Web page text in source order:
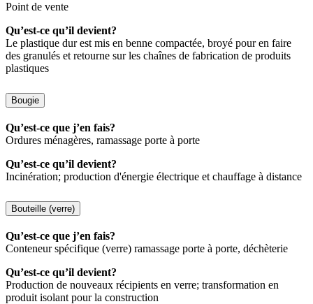
Point de vente
Qu’est-ce qu’il devient?
Le plastique dur est mis en benne compactée, broyé pour en faire
des granulés et retourne sur les chaînes de fabrication de produits
plastiques
Bougie
Qu’est-ce que j’en fais?
Ordures ménagères, ramassage porte à porte
Qu’est-ce qu’il devient?
Incinération; production d'énergie électrique et chauffage à distance
Bouteille (verre)
Qu’est-ce que j’en fais?
Conteneur spécifique (verre) ramassage porte à porte, déchèterie
Qu’est-ce qu’il devient?
Production de nouveaux récipients en verre; transformation en
produit isolant pour la construction